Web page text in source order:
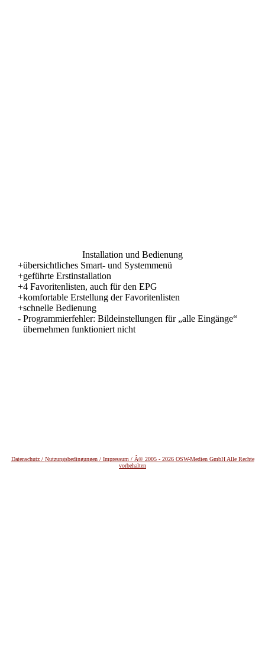
Installation und Bedienung
+übersichtliches Smart- und Systemmenü
+geführte Erstinstallation
+4 Favoritenlisten, auch für den EPG
+komfortable Erstellung der Favoritenlisten
+schnelle Bedienung
- Programmierfehler: Bildeinstellungen für „alle Eingänge“
übernehmen funktioniert nicht
Datenschutz / Nutzungsbedingungen / Impressum / Â© 2005 - 2026 OSW-Medien GmbH Alle Rechte
vorbehalten